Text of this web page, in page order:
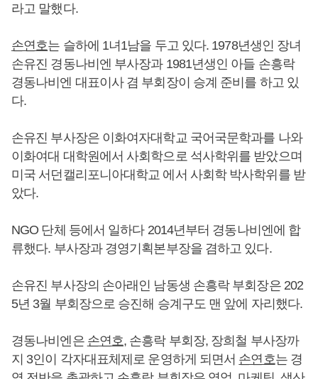
라고 말했다.
손연호는 슬하에 1녀1남을 두고 있다. 1978년생인 장녀
손유진 경동나비엔 부사장과 1981년생인 아들 손흥락
경동나비엔 대표이사 겸 부회장이 승계 준비를 하고 있
다.
손유진 부사장은 이화여자대학교 국어국문학과를 나와
이화여대 대학원에서 사회학으로 석사학위를 받았으며
미국 서던캘리포니아대학교 에서 사회학 박사학위를 받
았다.
NGO 단체 등에서 일하다 2014년부터 경동나비엔에 합
류했다. 부사장과 경영기획본부장을 겸하고 있다.
손유진 부사장의 손아래인 남동생 손흥락 부회장은 202
5년 3월 부회장으로 승진해 승계구도 맨 앞에 자리했다.
경동나비엔은 손연호, 손흥락 부회장, 장희철 부사장까
지 3인이 각자대표체제로 운영하게 되면서 손연호는 경